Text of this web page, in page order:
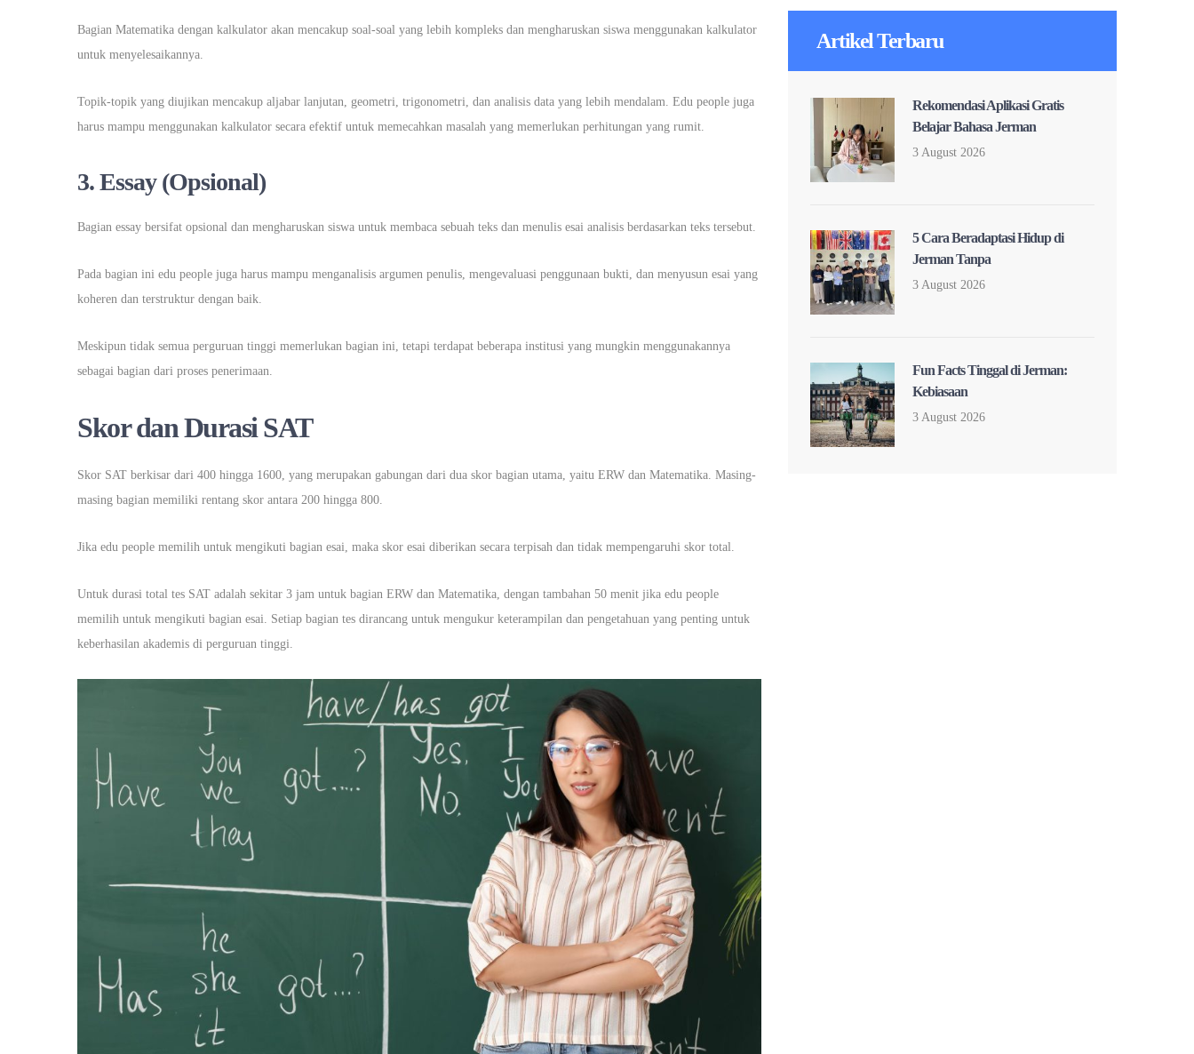
Bagian Matematika dengan kalkulator akan mencakup soal-soal yang lebih kompleks dan mengharuskan siswa menggunakan kalkulator
untuk menyelesaikannya.
Topik-topik yang diujikan mencakup aljabar lanjutan, geometri, trigonometri, dan analisis data yang lebih mendalam. Edu people juga
harus mampu menggunakan kalkulator secara efektif untuk memecahkan masalah yang memerlukan perhitungan yang rumit.
3. Essay (Opsional)
Bagian essay bersifat opsional dan mengharuskan siswa untuk membaca sebuah teks dan menulis esai analisis berdasarkan teks tersebut.
Pada bagian ini edu people juga harus mampu menganalisis argumen penulis, mengevaluasi penggunaan bukti, dan menyusun esai yang
koheren dan terstruktur dengan baik.
Meskipun tidak semua perguruan tinggi memerlukan bagian ini, tetapi terdapat beberapa institusi yang mungkin menggunakannya
sebagai bagian dari proses penerimaan.
Skor dan Durasi SAT
Skor SAT berkisar dari 400 hingga 1600, yang merupakan gabungan dari dua skor bagian utama, yaitu ERW dan Matematika. Masing-
masing bagian memiliki rentang skor antara 200 hingga 800.
Jika edu people memilih untuk mengikuti bagian esai, maka skor esai diberikan secara terpisah dan tidak mempengaruhi skor total.
Untuk durasi total tes SAT adalah sekitar 3 jam untuk bagian ERW dan Matematika, dengan tambahan 50 menit jika edu people
memilih untuk mengikuti bagian esai. Setiap bagian tes dirancang untuk mengukur keterampilan dan pengetahuan yang penting untuk
keberhasilan akademis di perguruan tinggi.
Artikel Terbaru
Rekomendasi Aplikasi Gratis
Belajar Bahasa Jerman
3 August 2026
5 Cara Beradaptasi Hidup di
Jerman Tanpa
3 August 2026
Fun Facts Tinggal di Jerman:
Kebiasaan
3 August 2026